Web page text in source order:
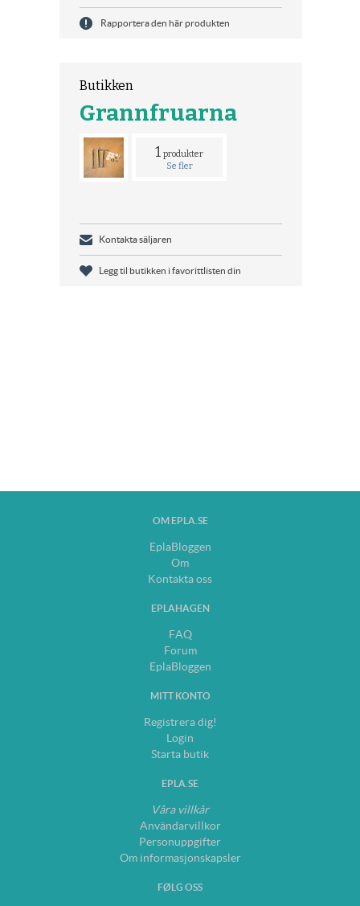
Rapportera den här produkten
Butikken
Grannfruarna
1 produkter
Se fler
Kontakta säljaren
Legg til butikken i favorittlisten din
OM EPLA.SE
EplaBloggen
Om
Kontakta oss
EPLAHAGEN
FAQ
Forum
EplaBloggen
MITT KONTO
Registrera dig!
Login
Starta butik
EPLA.SE
Våra villkår
Användarvillkor
Personuppgifter
Om informasjonskapsler
FØLG OSS